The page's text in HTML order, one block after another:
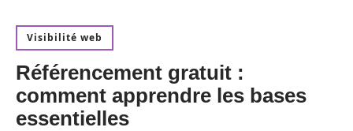
Visibilité web
Référencement gratuit :
comment apprendre les bases
essentielles